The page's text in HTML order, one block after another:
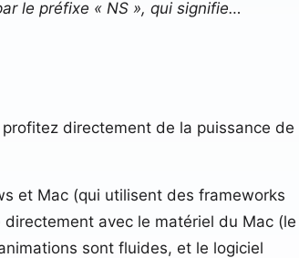
le préfixe « NS », qui signifie…
directement de la puissance de
et Mac (qui utilisent des frameworks
avec le matériel du Mac (le
sont fluides, et le logiciel